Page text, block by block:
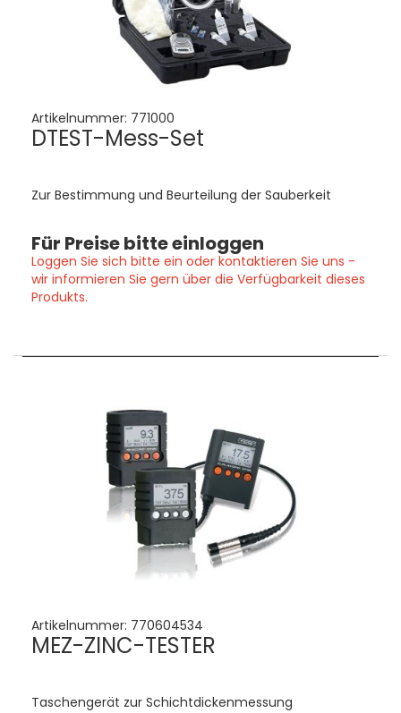
Artikelnummer: 771000
DTEST-Mess-Set
Zur Bestimmung und Beurteilung der Sauberkeit
Für Preise bitte einloggen
Loggen Sie sich bitte ein oder kontaktieren Sie uns -
wir informieren Sie gern über die Verfügbarkeit dieses
Produkts.
Artikelnummer: 770604534
MEZ-ZINC-TESTER
Taschengerät zur Schichtdickenmessung